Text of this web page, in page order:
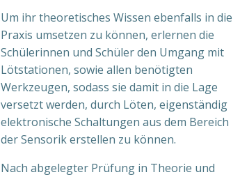
Um ihr theoretisches Wissen ebenfalls in die
Praxis umsetzen zu können, erlernen die
Schülerinnen und Schüler den Umgang mit
Lötstationen, sowie allen benötigten
Werkzeugen, sodass sie damit in die Lage
versetzt werden, durch Löten, eigenständig
elektronische Schaltungen aus dem Bereich
der Sensorik erstellen zu können.
Nach abgelegter Prüfung in Theorie und